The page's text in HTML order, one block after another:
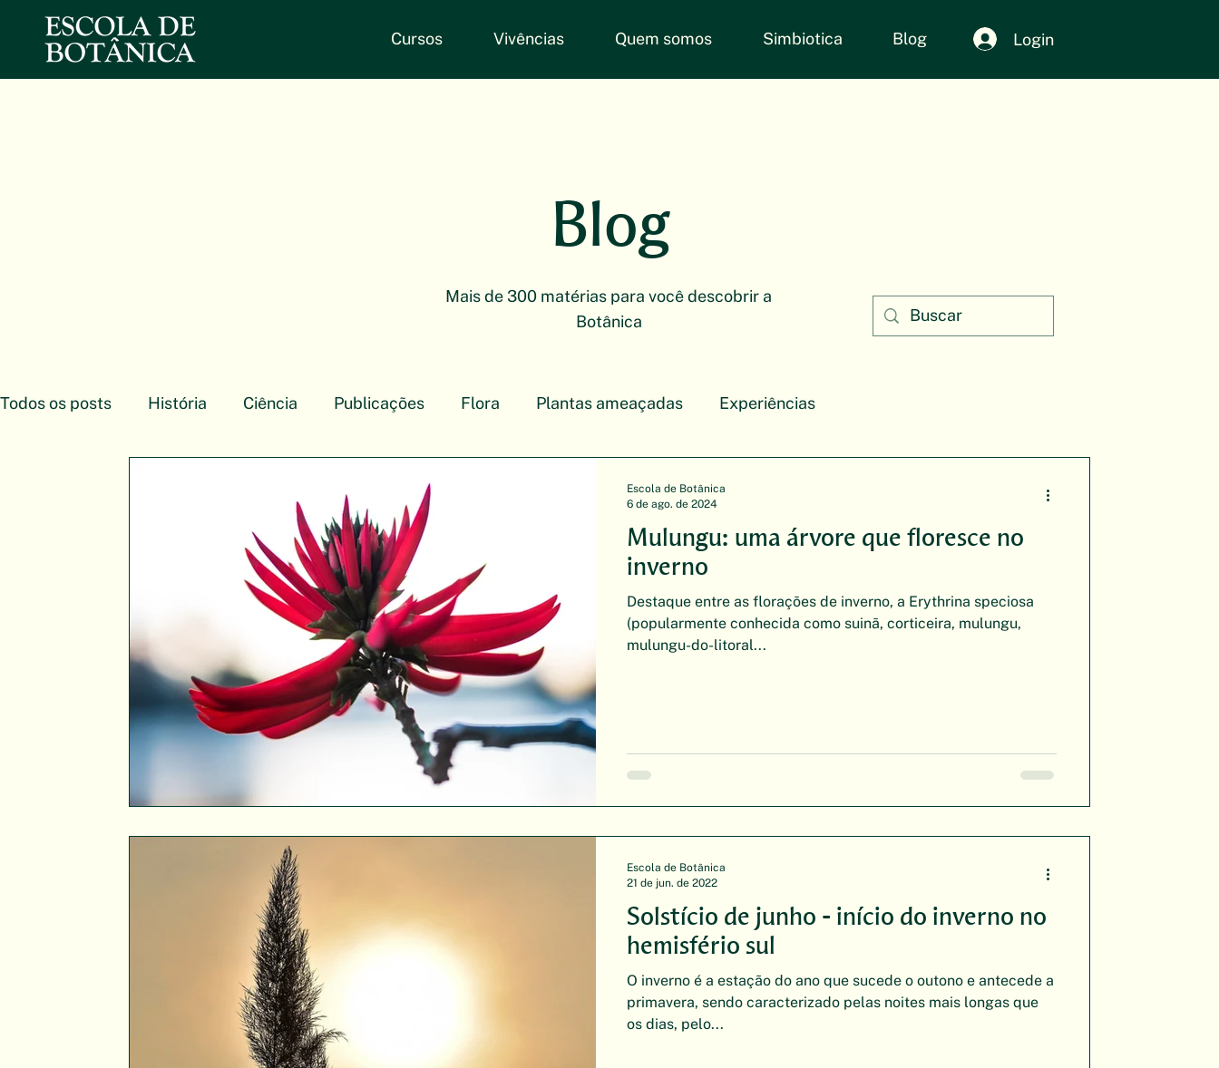
Cursos Vivências Quem somos Simbiotica Blog Login
Blog
Mais de 300 matérias para você descobrir a
Botânica
Todos os posts História Ciência Publicações Flora Plantas ameaçadas Experiências
Mulungu: uma árvore que floresce no
inverno
Destaque entre as florações de inverno, a Erythrina speciosa
(popularmente conhecida como suinã, corticeira, mulungu,
mulungu-do-litoral...
Escola de Botânica
6 de ago. de 2024
Solstício de junho - início do inverno no
hemisfério sul
O inverno é a estação do ano que sucede o outono e antecede a
primavera, sendo caracterizado pelas noites mais longas que
os dias, pelo...
Escola de Botânica
21 de jun. de 2022